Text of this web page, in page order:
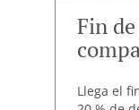
Fin
Llega el